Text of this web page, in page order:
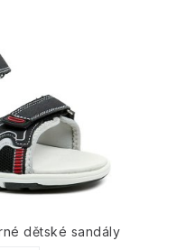
dětské sandály